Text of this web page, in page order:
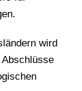
wird